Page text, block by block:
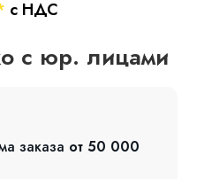
с НДС
с юр. лицами
заказа от 50 000